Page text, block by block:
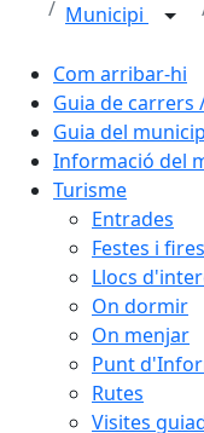
Municipi
Com arribar-hi
Guia de carrers
Guia del
Informació del
Turisme
Entrades
Festes i fires
Llocs
On dormir
On menjar
Punt
Rutes
Visites